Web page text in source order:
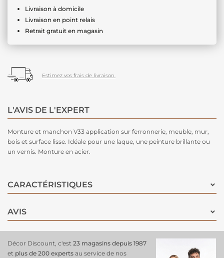
Livraison à domicile
Livraison en point relais
Retrait gratuit en magasin
Estimez vos frais de livraison.
L'AVIS DE L'EXPERT
Monture et manchon V33 application sur ferronnerie, meuble, mur,
bois et surface lisse. Idéale pour une laque, une peinture brillante ou
un vernis. Monture en acier.
CARACTÉRISTIQUES
AVIS
Décor Discount, c'est 23 magasins depuis 1987
et plus de 200 experts au service de nos